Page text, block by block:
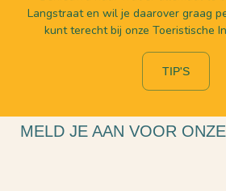
Langstraat en wil je daarover graag
kunt terecht bij onze Toeristische
TIP'S
MELD JE AAN VOOR